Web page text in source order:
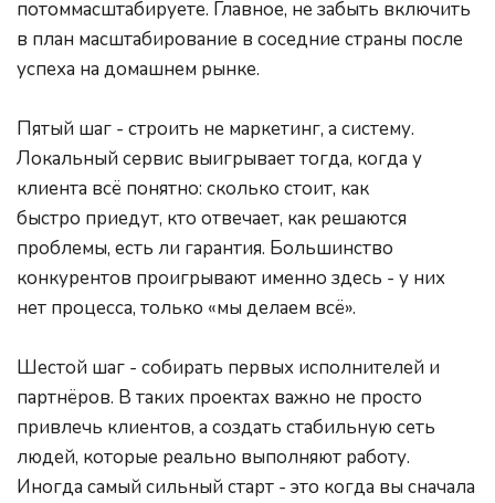
потоммасштабируете. Главное, не забыть включить
в план масштабирование в соседние страны после
успеха на домашнем рынке.
Пятый шаг - строить не маркетинг, а систему.
Локальный сервис выигрывает тогда, когда у
клиента всё понятно: сколько стоит, как
быстро приедут, кто отвечает, как решаются
проблемы, есть ли гарантия. Большинство
конкурентов проигрывают именно здесь - у них
нет процесса, только «мы делаем всё».
Шестой шаг - собирать первых исполнителей и
партнёров. В таких проектах важно не просто
привлечь клиентов, а создать стабильную сеть
людей, которые реально выполняют работу.
Иногда самый сильный старт - это когда вы сначала